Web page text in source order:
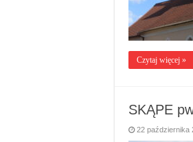
Czytaj więcej »
SKĄPE
22 października